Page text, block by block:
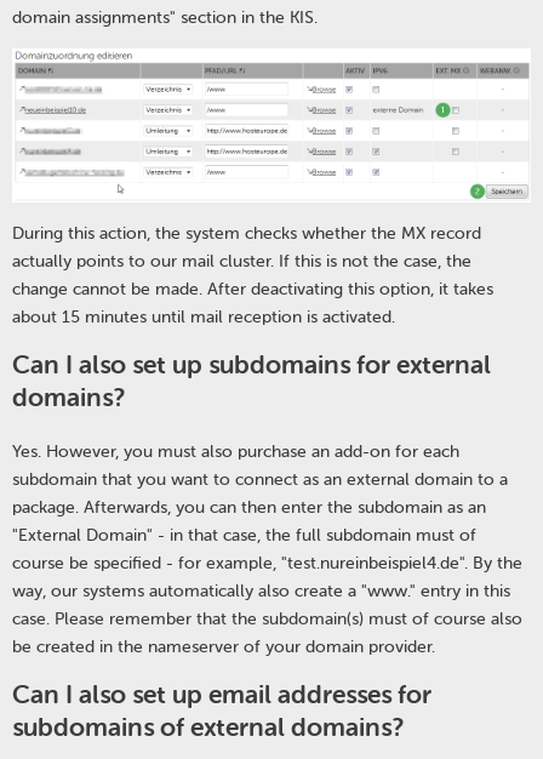
domain assignments" section in the KIS.
During this action, the system checks whether the MX record
actually points to our mail cluster. If this is not the case, the
change cannot be made. After deactivating this option, it takes
about 15 minutes until mail reception is activated.
Can I also set up subdomains for external
domains?
Yes. However, you must also purchase an add-on for each
subdomain that you want to connect as an external domain to a
package. Afterwards, you can then enter the subdomain as an
"External Domain" - in that case, the full subdomain must of
course be specified - for example, "test.nureinbeispiel4.de". By the
way, our systems automatically also create a "www." entry in this
case. Please remember that the subdomain(s) must of course also
be created in the nameserver of your domain provider.
Can I also set up email addresses for
subdomains of external domains?